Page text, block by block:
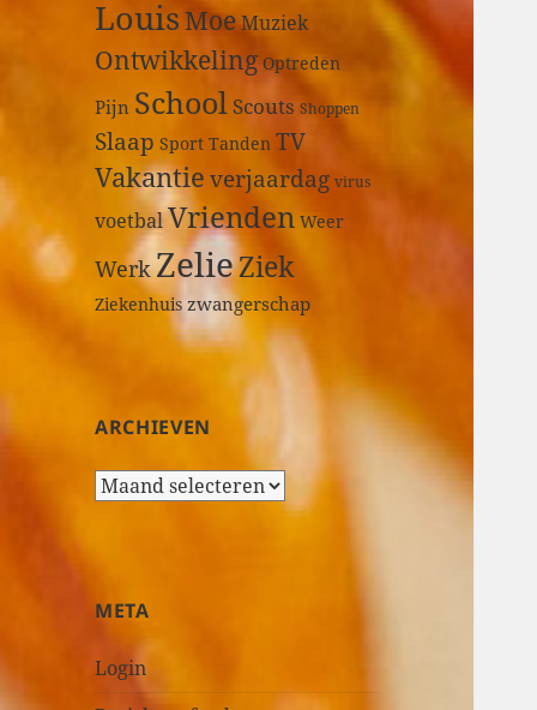
LouisMoeMuziek
Ontwikkeling Optreden
Pijn School Scouts Shoppen
Slaap Sport Tanden TV
Vakantie verjaardag virus
voetbalVrienden Weer
WerkZelieZiek
Ziekenhuis zwangerschap
ARCHIEVEN
A
i
v
META
Login